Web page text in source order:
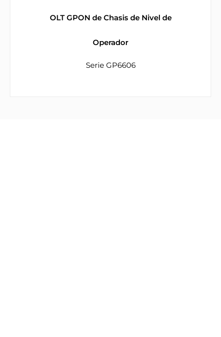
OLT GPON de Chasis de Nivel de
Operador
Serie GP6606